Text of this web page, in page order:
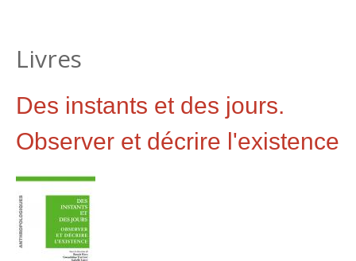
Livres
Des instants et des jours.
Observer et décrire l'existence